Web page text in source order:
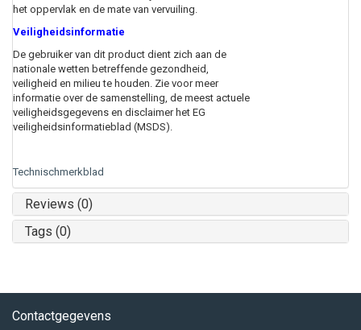
het oppervlak en de mate van vervuiling.
Veiligheidsinformatie
De gebruiker van dit product dient zich aan de
nationale wetten betreffende gezondheid,
veiligheid en milieu te houden. Zie voor meer
informatie over de samenstelling, de meest actuele
veiligheidsgegevens en disclaimer het EG
veiligheidsinformatieblad (MSDS).
Technischmerkblad
Reviews (0)
Tags (0)
Contactgegevens